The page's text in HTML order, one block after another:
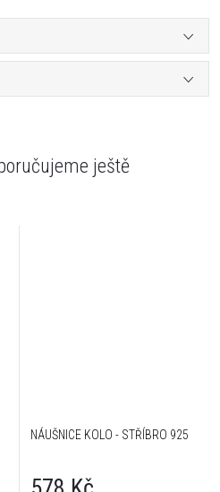
ještě
NÁUŠNICE KOLO - STŘÍBRO 925